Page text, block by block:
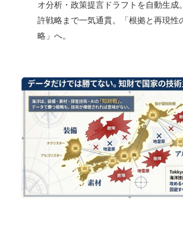
オ分析・政策提言ドラフトを自動生成
許戦略まで一気通貫。「根拠と再現性
略」へ。